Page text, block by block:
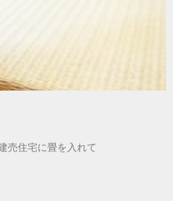
売住宅に畳を入れて